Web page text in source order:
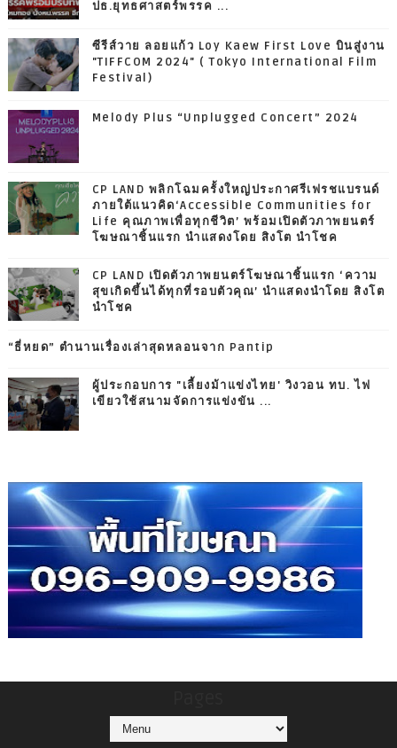
ปธ.ยุทธศาสตร์พรรค ...
ซีรีส์วาย ลอยแก้ว Loy Kaew First Love บินสู่งาน
"TIFFCOM 2024" ( Tokyo International Film
Festival)
Melody Plus “Unplugged Concert” 2024
CP LAND พลิกโฉมครั้งใหญ่ประกาศรีเฟรชแบรนด์
ภายใต้แนวคิด‘Accessible Communities for
Life คุณภาพเพื่อทุกชีวิต’ พร้อมเปิดตัวภาพยนตร์
โฆษณาชิ้นแรก นำแสดงโดย สิงโต นำโชค
CP LAND เปิดตัวภาพยนตร์โฆษณาชิ้นแรก ‘ความ
สุขเกิดขึ้นได้ทุกที่รอบตัวคุณ’ นำแสดงนำโดย สิงโต
นำโชค
“ธี่หยด” ตำนานเรื่องเล่าสุดหลอนจาก Pantip
ผู้ประกอบการ "เลี้ยงม้าแข่งไทย' วิงวอน ทบ. ไฟ
เขียวใช้สนามจัดการแข่งขัน ...